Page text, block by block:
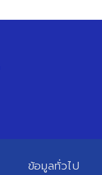
ข้อมูลทั่วไป